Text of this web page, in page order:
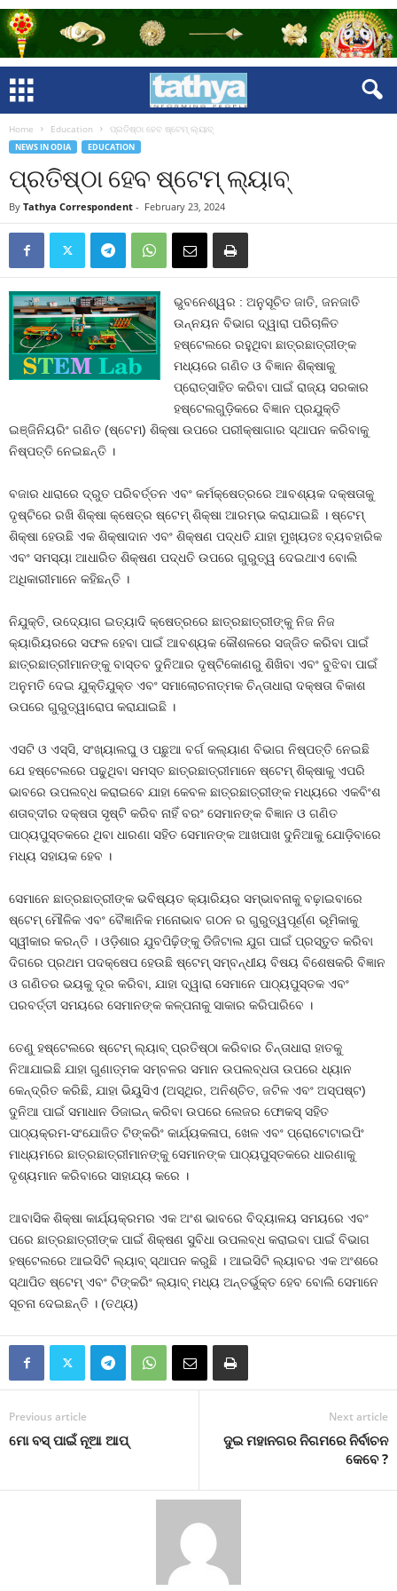
Home Education ପ୍ରତିଷ୍ଠା ହେବ ଷ୍ଟେମ୍‍ ଲ୍ୟାବ୍‍
NEWS IN ODIA EDUCATION
ପ୍ରତିଷ୍ଠା ହେବ ଷ୍ଟେମ୍‍ ଲ୍ୟାବ୍‍
By Tathya Correspondent - February 23, 2024
ଭୁବନେଶ୍ୱର : ଅନୁସୂଚିତ ଜାତି, ଜନଜାତି
ଉନ୍ନୟନ ବିଭାଗ ଦ୍ୱାରା ପରିଚାଳିତ
ହଷ୍ଟେଲରେ ରହୁଥିବା ଛାତ୍ରଛାତ୍ରୀଙ୍କ
ମଧ୍ୟରେ ଗଣିତ ଓ ବିଜ୍ଞାନ ଶିକ୍ଷାକୁ
ପ୍ରୋତ୍ସାହିତ କରିବା ପାଇଁ ରାଜ୍ୟ ସରକାର
ହଷ୍ଟେଲଗୁଡ଼ିକରେ ବିଜ୍ଞାନ ପ୍ରଯୁକ୍ତି
ଇଞ୍ଜିନିୟରିଂ ଗଣିତ (ଷ୍ଟେମ) ଶିକ୍ଷା ଉପରେ ପରୀକ୍ଷାଗାର ସ୍ଥାପନ କରିବାକୁ
ନିଷ୍ପତ୍ତି ନେଇଛନ୍ତି ।
ବଜାର ଧାରାରେ ଦ୍ରୁତ ପରିବର୍ତ୍ତନ ଏବଂ କର୍ମକ୍ଷେତ୍ରରେ ଆବଶ୍ୟକ ଦକ୍ଷତାକୁ
ଦୃଷ୍ଟିରେ ରଖି ଶିକ୍ଷା କ୍ଷେତ୍ର ଷ୍ଟେମ୍ ଶିକ୍ଷା ଆରମ୍ଭ କରାଯାଇଛି । ଷ୍ଟେମ୍
ଶିକ୍ଷା ହେଉଛି ଏକ ଶିକ୍ଷାଦାନ ଏବଂ ଶିକ୍ଷଣ ପଦ୍ଧତି ଯାହା ମୁଖ୍ୟତଃ ବ୍ୟବହାରିକ
ଏବଂ ସମସ୍ୟା ଆଧାରିତ ଶିକ୍ଷଣ ପଦ୍ଧତି ଉପରେ ଗୁରୁତ୍ୱ ଦେଇଥାଏ ବୋଲି
ଅଧିକାରୀମାନେ କହିଛନ୍ତି ।
ନିଯୁକ୍ତି, ଉଦ୍ୟୋଗ ଇତ୍ୟାଦି କ୍ଷେତ୍ରରେ ଛାତ୍ରଛାତ୍ରୀଙ୍କୁ ନିଜ ନିଜ
କ୍ୟାରିୟରରେ ସଫଳ ହେବା ପାଇଁ ଆବଶ୍ୟକ କୌଶଳରେ ସଜ୍ଜିତ କରିବା ପାଇଁ
ଛାତ୍ରଛାତ୍ରୀମାନଙ୍କୁ ବାସ୍ତବ ଦୁନିଆର ଦୃଷ୍ଟିକୋଣରୁ ଶିଖିବା ଏବଂ ବୁଝିବା ପାଇଁ
ଅନୁମତି ଦେଇ ଯୁକ୍ତିଯୁକ୍ତ ଏବଂ ସମାଲୋଚନାତ୍ମକ ଚିନ୍ତାଧାରା ଦକ୍ଷତା ବିକାଶ
ଉପରେ ଗୁରୁତ୍ୱାରୋପ କରାଯାଇଛି ।
ଏସଟି ଓ ଏସ୍‌ସି, ସଂଖ୍ୟାଲଘୁ ଓ ପଛୁଆ ବର୍ଗ କଲ୍ୟାଣ ବିଭାଗ ନିଷ୍ପତ୍ତି ନେଇଛି
ଯେ ହଷ୍ଟେଲରେ ପଢୁଥିବା ସମସ୍ତ ଛାତ୍ରଛାତ୍ରୀମାନେ ଷ୍ଟେମ୍ ଶିକ୍ଷାକୁ ଏପରି
ଭାବରେ ଉପଲବ୍ଧ କରାଇବେ ଯାହା କେବଳ ଛାତ୍ରଛାତ୍ରୀଙ୍କ ମଧ୍ୟରେ ଏକବିଂଶ
ଶତାବ୍ଦୀର ଦକ୍ଷତା ସୃଷ୍ଟି କରିବ ନାହିଁ ବରଂ ସେମାନଙ୍କ ବିଜ୍ଞାନ ଓ ଗଣିତ
ପାଠ୍ୟପୁସ୍ତକରେ ଥିବା ଧାରଣା ସହିତ ସେମାନଙ୍କ ଆଖପାଖ ଦୁନିଆକୁ ଯୋଡ଼ିବାରେ
ମଧ୍ୟ ସହାୟକ ହେବ ।
ସେମାନେ ଛାତ୍ରଛାତ୍ରୀଙ୍କ ଭବିଷ୍ୟତ କ୍ୟାରିୟର ସମ୍ଭାବନାକୁ ବଢ଼ାଇବାରେ
ଷ୍ଟେମ୍ ମୌଳିକ ଏବଂ ବୈଜ୍ଞାନିକ ମନୋଭାବ ଗଠନ ର ଗୁରୁତ୍ୱପୂର୍ଣ୍ଣ ଭୂମିକାକୁ
ସ୍ୱୀକାର କରନ୍ତି । ଓଡ଼ିଶାର ଯୁବପିଢ଼ିଙ୍କୁ ଡିଜିଟାଲ ଯୁଗ ପାଇଁ ପ୍ରସ୍ତୁତ କରିବା
ଦିଗରେ ପ୍ରଥମ ପଦକ୍ଷେପ ହେଉଛି ଷ୍ଟେମ୍ ସମ୍ବନ୍ଧୀୟ ବିଷୟ ବିଶେଷକରି ବିଜ୍ଞାନ
ଓ ଗଣିତର ଭୟକୁ ଦୂର କରିବା, ଯାହା ଦ୍ୱାରା ସେମାନେ ପାଠ୍ୟପୁସ୍ତକ ଏବଂ
ପରବର୍ତ୍ତୀ ସମୟରେ ସେମାନଙ୍କ କଳ୍ପନାକୁ ସାକାର କରିପାରିବେ ।
ତେଣୁ ହଷ୍ଟେଲରେ ଷ୍ଟେମ୍ ଲ୍ୟାବ୍ ପ୍ରତିଷ୍ଠା କରିବାର ଚିନ୍ତାଧାରା ହାତକୁ
ନିଆଯାଇଛି ଯାହା ଗୁଣାତ୍ମକ ସମ୍ବଳର ସମାନ ଉପଲବ୍ଧତା ଉପରେ ଧ୍ୟାନ
କେନ୍ଦ୍ରିତ କରିଛି, ଯାହା ଭିୟୁସିଏ (ଅସ୍ଥିର, ଅନିଶ୍ଚିତ, ଜଟିଳ ଏବଂ ଅସ୍ପଷ୍ଟ)
ଦୁନିଆ ପାଇଁ ସମାଧାନ ଡିଜାଇନ୍ କରିବା ଉପରେ ଲେଜର ଫୋକସ୍ ସହିତ
ପାଠ୍ୟକ୍ରମ-ସଂଯୋଜିତ ଟିଙ୍କରିଂ କାର୍ଯ୍ୟକଳାପ, ଖେଳ ଏବଂ ପ୍ରୋଟୋଟାଇପିଂ
ମାଧ୍ୟମରେ ଛାତ୍ରଛାତ୍ରୀମାନଙ୍କୁ ସେମାନଙ୍କ ପାଠ୍ୟପୁସ୍ତକରେ ଧାରଣାକୁ
ଦୃଶ୍ୟମାନ କରିବାରେ ସାହାଯ୍ୟ କରେ ।
ଆବାସିକ ଶିକ୍ଷା କାର୍ଯ୍ୟକ୍ରମର ଏକ ଅଂଶ ଭାବରେ ବିଦ୍ୟାଳୟ ସମୟରେ ଏବଂ
ପରେ ଛାତ୍ରଛାତ୍ରୀଙ୍କ ପାଇଁ ଶିକ୍ଷଣ ସୁବିଧା ଉପଲବ୍ଧ କରାଇବା ପାଇଁ ବିଭାଗ
ହଷ୍ଟେଲରେ ଆଇସିଟି ଲ୍ୟାବ୍ ସ୍ଥାପନ କରୁଛି । ଆଇସିଟି ଲ୍ୟାବର ଏକ ଅଂଶରେ
ସ୍ଥାପିତ ଷ୍ଟେମ୍ ଏବଂ ଟିଙ୍କରିଂ ଲ୍ୟାବ୍ ମଧ୍ୟ ଅନ୍ତର୍ଭୁକ୍ତ ହେବ ବୋଲି ସେମାନେ
ସୂଚନା ଦେଇଛନ୍ତି । (ତଥ୍ୟ)
Previous article
ମୋ ବସ୍‍ ପାଇଁ ନୂଆ ଆପ୍‍
Next article
ଦୁଇ ମହାନଗର ନିଗମରେ ନିର୍ବାଚନ
କେବେ ?